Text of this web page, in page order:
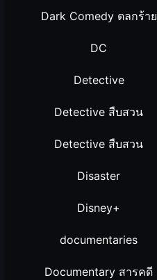
Dark Comedy ตลกร้าย
DC
Detective
Detective สืบสวน
Detective สืบสวน
Disaster
Disney+
documentaries
Documentary สารคดี